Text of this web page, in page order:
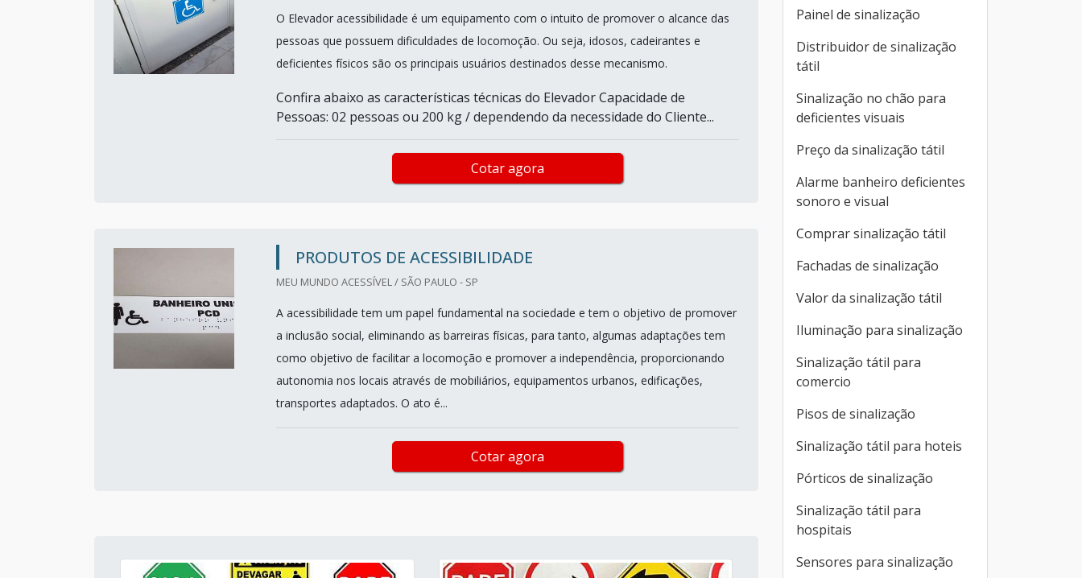
O Elevador acessibilidade é um equipamento com o intuito de promover o alcance das
pessoas que possuem dificuldades de locomoção. Ou seja, idosos, cadeirantes e
deficientes físicos são os principais usuários destinados desse mecanismo.
Confira abaixo as características técnicas do Elevador Capacidade de
Pessoas: 02 pessoas ou 200 kg / dependendo da necessidade do Cliente...
Cotar agora
PRODUTOS DE ACESSIBILIDADE
MEU MUNDO ACESSÍVEL / SÃO PAULO - SP
A acessibilidade tem um papel fundamental na sociedade e tem o objetivo de promover
a inclusão social, eliminando as barreiras físicas, para tanto, algumas adaptações tem
como objetivo de facilitar a locomoção e promover a independência, proporcionando
autonomia nos locais através de mobiliários, equipamentos urbanos, edificações,
transportes adaptados. O ato é...
Cotar agora
Painel de sinalização
Distribuidor de sinalização
tátil
Sinalização no chão para
deficientes visuais
Preço da sinalização tátil
Alarme banheiro deficientes
sonoro e visual
Comprar sinalização tátil
Fachadas de sinalização
Valor da sinalização tátil
Iluminação para sinalização
Sinalização tátil para
comercio
Pisos de sinalização
Sinalização tátil para hoteis
Pórticos de sinalização
Sinalização tátil para
hospitais
Sensores para sinalização